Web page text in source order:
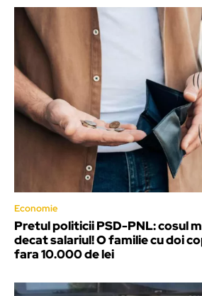
Economie
Pretul politicii PSD-PNL: cosul
decat salariul! O familie cu doi
fara 10.000 de lei